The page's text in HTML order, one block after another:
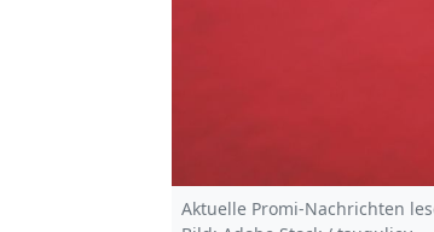
Aktuelle Promi-Nachrichten